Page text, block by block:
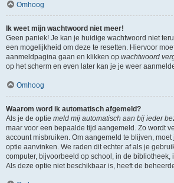
Omhoog
Ik weet mijn wachtwoord niet meer!
Geen paniek! Je kan je huidige wachtwoord niet
een mogelijkheid om deze te resetten. Hiervoor
aanmeldpagina gaan en klikken op wachtwoord
op het scherm en even later kan je je weer
Omhoog
Waarom word ik automatisch afgemeld?
Als je de optie meld mij automatisch aan bij ieder
maar voor een bepaalde tijd aangemeld. Zo wordt
account misbruiken. Om aangemeld te blijven,
optie aanvinken. We raden dit echter af als je
computer, bijvoorbeeld op school, in de bibliotheek,
Als deze optie niet beschikbaar is, heeft de